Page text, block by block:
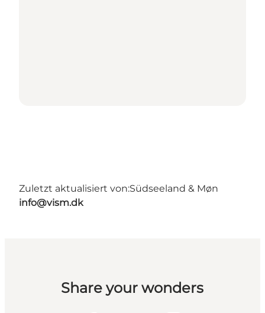
Zuletzt aktualisiert von:Südseeland & Møn
info@vism.dk
Share your wonders